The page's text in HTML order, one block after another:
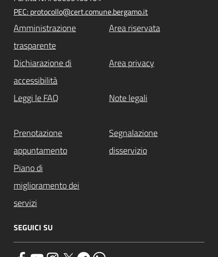
PEC: protocollo@cert.comune.bergamo.it
Amministrazione
trasparente
Area riservata
Dichiarazione di
accessibilità
Area privacy
Leggi le FAQ Note legali
Prenotazione
appuntamento
Segnalazione
disservizio
Piano di
miglioramento dei
servizi
SEGUICI SU